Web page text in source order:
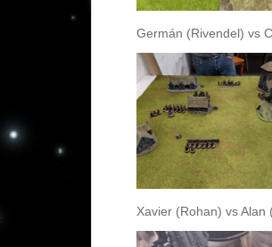
Germán (Rivendel) vs
Xavier (Rohan) vs Alan